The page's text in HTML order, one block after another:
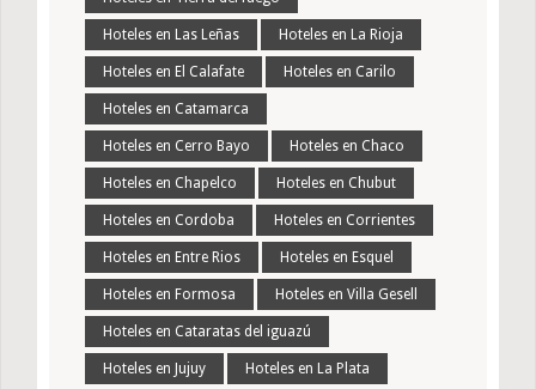
Hoteles en Las Leñas Hoteles en La Rioja
Hoteles en El Calafate Hoteles en Carilo
Hoteles en Catamarca
Hoteles en Cerro Bayo Hoteles en Chaco
Hoteles en Chapelco Hoteles en Chubut
Hoteles en Cordoba Hoteles en Corrientes
Hoteles en Entre Rios Hoteles en Esquel
Hoteles en Formosa Hoteles en Villa Gesell
Hoteles en Cataratas del iguazú
Hoteles en Jujuy Hoteles en La Plata